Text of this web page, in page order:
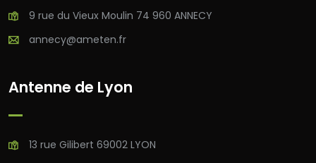
9 rue du Vieux Moulin 74 960 ANNECY
annecy@ameten.fr
Antenne de Lyon
13 rue Gilibert 69002 LYON